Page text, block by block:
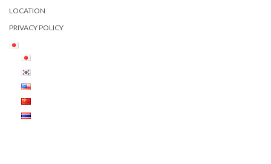
LOCATION
PRIVACY POLICY